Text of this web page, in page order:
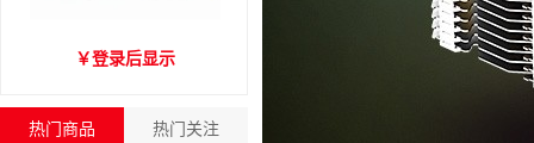
爱琴海A2000音箱
￥登录后显示
热门商品 热门关注